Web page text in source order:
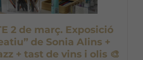
2 de març. Exposició
de Sonia Alins +
+ tast de vins i olis 🎨